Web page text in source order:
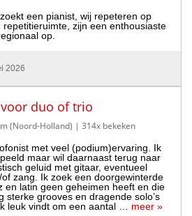
een pianist, wij repeteren op
zijn een enthousiaste
op.
2026
duo of trio
(Noord-Holland) | 314x bekeken
met veel (podium)ervaring. Ik
maar wil daarnaast terug naar
geluid met gitaar, eventueel
zang. Ik zoek een doorgewinterde
en latin geen geheimen heeft en die
sterke grooves en dragende solo’s
leuk vindt om een aantal … meer »